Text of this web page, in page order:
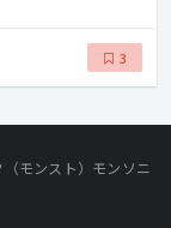
3
モンスト）モンソニ